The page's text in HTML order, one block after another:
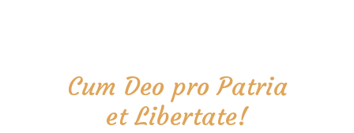
Cum Deo pro Patria
et Libertate!